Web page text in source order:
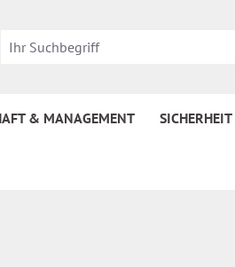
& MANAGEMENT